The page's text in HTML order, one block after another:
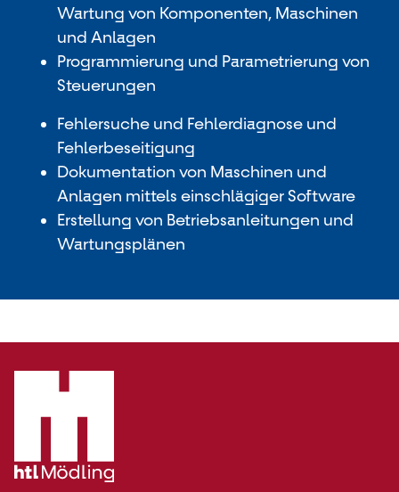
Wartung von Komponenten, Maschinen
und Anlagen
Programmierung und Parametrierung von
Steuerungen
Fehlersuche und Fehlerdiagnose und
Fehlerbeseitigung
Dokumentation von Maschinen und
Anlagen mittels einschlägiger Software
Erstellung von Betriebsanleitungen und
Wartungsplänen